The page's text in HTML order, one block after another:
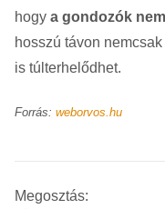
hogy a gondozók
hosszú távon
is túlterhelődhet.
Forrás: weborvos.hu
Megosztás: